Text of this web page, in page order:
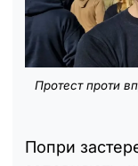
Протест проти
Попри